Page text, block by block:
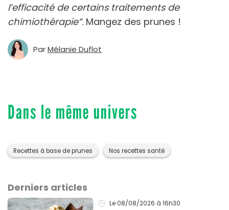
l’efficacité de certains traitements de
chimiothérapie”. Mangez des prunes !
ParMélanie Duflot
Dans le même univers
Recettes à base de prunes Nos recettes santé
Derniers articles
Le 08/08/2026 à 16h30